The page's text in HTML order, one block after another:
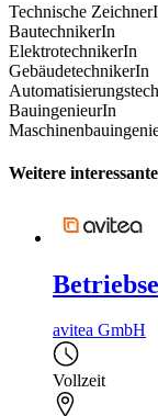
Technische
BautechnikerIn
ElektrotechnikerIn
GebäudetechnikerIn
BauingenieurIn
Weitere
avitea GmbH
Vollzeit